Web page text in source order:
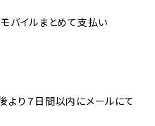
バイルまとめて支払い
より７日間以内にメールにて